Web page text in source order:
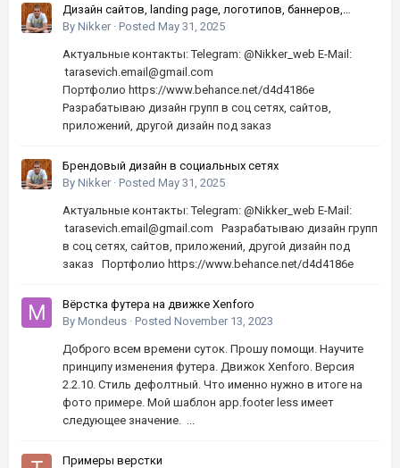
Дизайн сайтов, landing page, логотипов, баннеров,
шапок | Высокое качество, по хорошей цене
By Nikker · Posted May 31, 2025
Актуальные контакты: Telegram: @Nikker_web E-Mail:
tarasevich.email@gmail.com
Портфолио https://www.behance.net/d4d4186e
Разрабатываю дизайн групп в соц сетях, сайтов,
приложений, другой дизайн под заказ
Брендовый дизайн в социальных сетях
By Nikker · Posted May 31, 2025
Актуальные контакты: Telegram: @Nikker_web E-Mail:
tarasevich.email@gmail.com Разрабатываю дизайн групп
в соц сетях, сайтов, приложений, другой дизайн под
заказ Портфолио https://www.behance.net/d4d4186e
Вёрстка футера на движке Xenforo
By Mondeus · Posted November 13, 2023
Доброго всем времени суток. Прошу помощи. Научите
принципу изменения футера. Движок Xenforo. Версия
2.2.10. Стиль дефолтный. Что именно нужно в итоге на
фото примере. Мой шаблон app.footer less имеет
следующее значение. ...
Примеры верстки